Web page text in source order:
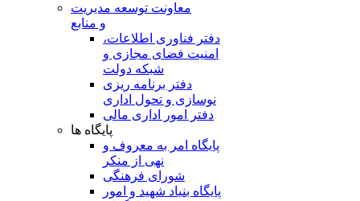
معاونت توسعه مدیریت
و منابع
دفتر فناوری اطلاعات،
امنیت فضای مجازی و
شبکه دولت
دفتر برنامه ریزی
نوسازی و تحول اداری
دفتر امور اداری مالی
پایگاه ها
پایگاه امر به معروف و
نهی از منکر
شورای فرهنگی
پایگاه بنیاد شهید و امور